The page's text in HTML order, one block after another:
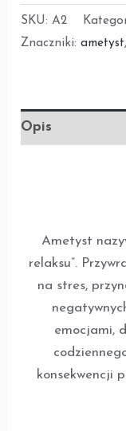
SKU:A2
Znaczniki:ametyst
Opis
Ametyst
relaksu”.
na stres,
emocjami,
konsekwencji